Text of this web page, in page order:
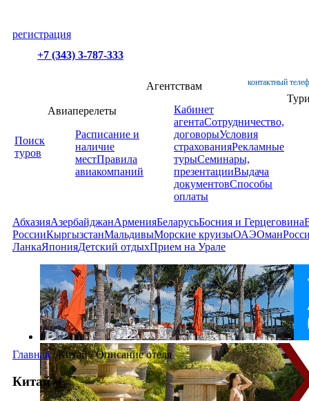
регистрация
+7 (343) 3-787-333
контактный
Поиск
туров
Авиаперелеты
Расписание и
наличие
местПравила
авиакомпаний
Агентствам
Кабинет
агентаСотрудничество,
договорыУсловия
страхованияРекламные
турыСеминары,
презентацииВыдача
документовСпособы
оплаты
АбхазияАзербайджанАрменияБеларусьБосния и Герцеговина
РоссииКыргызстанМальдивыМорские круизыОАЭОман
ЛанкаЯпонияДетский отдыхПрием на Урале
Главная /Китай/Описание отеля
Китай